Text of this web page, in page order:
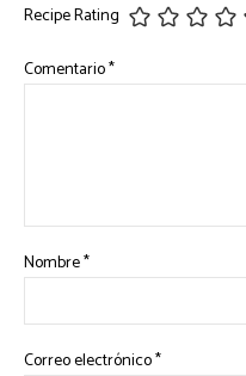
Recipe Rating
Comentario*
Nombre*
Correo electrónico*